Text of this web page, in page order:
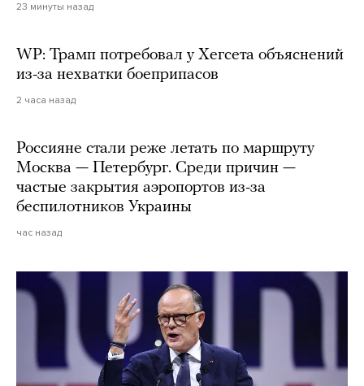
23 минуты назад
WP: Трамп потребовал у Хегсета объяснений
из-за нехватки боеприпасов
2 часа назад
Россияне стали реже летать по маршруту
Москва — Петербург. Среди причин —
частые закрытия аэропортов из-за
беспилотников Украины
час назад